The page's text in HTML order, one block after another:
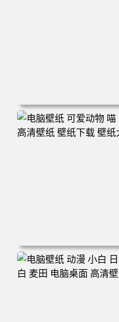
电脑壁纸 动漫 冬季 公交
160 电脑桌面 高清壁纸 壁
电脑壁纸 可爱动物 喵 喵
纸 壁纸下载 壁纸大全